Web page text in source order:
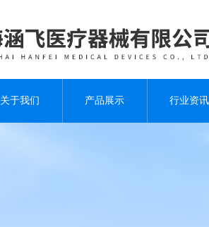
关于我们 产品展示 行业资讯